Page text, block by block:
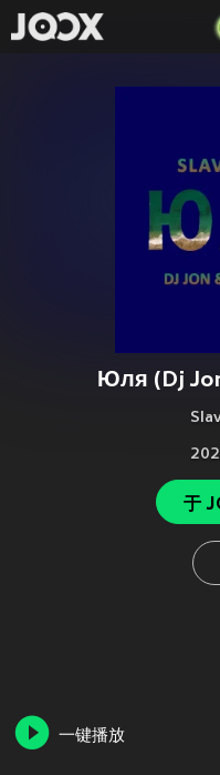
Юля (Dj
于
一键播放